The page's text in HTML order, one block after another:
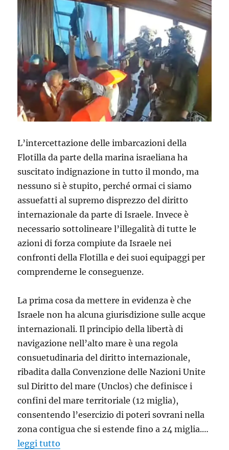
L’intercettazione delle imbarcazioni della
Flotilla da parte della marina israeliana ha
suscitato indignazione in tutto il mondo, ma
nessuno si è stupito, perché ormai ci siamo
assuefatti al supremo disprezzo del diritto
internazionale da parte di Israele. Invece è
necessario sottolineare l’illegalità di tutte le
azioni di forza compiute da Israele nei
confronti della Flotilla e dei suoi equipaggi per
comprenderne le conseguenze.
La prima cosa da mettere in evidenza è che
Israele non ha alcuna giurisdizione sulle acque
internazionali. Il principio della libertà di
navigazione nell’alto mare è una regola
consuetudinaria del diritto internazionale,
ribadita dalla Convenzione delle Nazioni Unite
sul Diritto del mare (Unclos) che definisce i
confini del mare territoriale (12 miglia),
consentendo l’esercizio di poteri sovrani nella
zona contigua che si estende fino a 24 miglia.…
leggi tutto